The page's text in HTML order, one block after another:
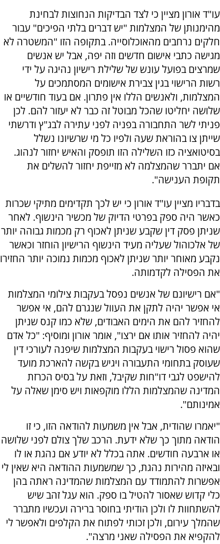
עו"ד אורון מציין כי לצד הבדיקות הנחוצות לבחינת
מהימנותן של המצלמות "יש דברים בלתי הפיכים" עבור
חלקים נרחבים מהאוכלוסייה. בתקופה הזו "המשטרה לא
מגישה כתבי אישום חדשים וזה יפה, אבל יש אנשים
שמרצים בפועל עונש של שלילת רישיון נהיגה על ידי
רשות הרישוי בגין צבירת אישומים המסתמכים על
המצלמות, ולאנשים הללו אין פתרון. אם בעוד חודשיים או
שלושה יחליטו שהכל מבוטל זה כבר לא יעזור להם. לכן
פניתי לשר התחבורה בפניה לפני עתירה לבג"ץ ודרשתי
שייתן צו בהוראת שעה ולפיו כל מי שרשיונו נשלל
בסיטואציה כזו השלילה הזו תופסק והאיש יחזור לנהוג.
אם יתברר שהמצלמה לא מזייפת יחזור להשלים את
תקופת הענישה".
בדבריו מציין עו"ד אורון כי יש לכך תקדימים מתיקי שכרות
כאשר היה ספק בפרטי הדיוק של מכשיר הינשוף. לאחר
שניתן פסק דין שקבע שניתן לאכוף רק מכמות גבוהה יותר
של אלכוהול שעליה מעיד הינשוף הרישיון הוחזר וכאשר
נקבע מאוחר יותר שניתן לאכוף מכמות נמוכה יותר החזירו
את הפסילה לקדמותה.
"אם רישיונם של אנשים נפסל בעקבות צילומי המצלמות
אי אפשר יהיה לתקן את העוול שנגרם להם, אי אפשר
להחזיר להם את הימים האבודים, שלא כמו קנס שניתן
יהיה להחזיר אותו אם ירצו", אומר אורון ומוסיף: "כל אדם
שהוא פסול רישוי בעקבות המצלמות שיפנה לעורכי דין
שעוסק בתחומי התעבורה ויגיש בקשה להארכת מועד
להישפט לגבי דו"חות שקיבל, וזאת על בסיס הכרזת
המדינה שהמצלמות הללו מוקפאות ויש סימן שאלה על
אמינותם".
"יאמרו שהודית, אבל אין משמעות להודאה הזו, כי זו
הודאה מתוך כך שלא ידעת. הרכב שלך צולם לפני שלושה
או ארבעה חודשים. אתה בכלל לא יודע אם נהגת או לו
ובאיזה מהירות נהגת, כך שמשמעות ההודאה היא שאין לי
אפשרות להתמודד עם המצלמות שהמדינה ראתה בהן
כלי קדוש שאסור להטיל בו ספק. הוא עגל זהב שיש
להשתחוות לו ולכן הודיתי בחוסר ברירה ועכשיו מתברר
שהמלך עירום, ולכן זכותי לפתוח את הקלפים ולאפשר לי
להקפיא את הפסילה שאני מרצה".